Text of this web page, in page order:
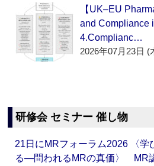
【UK–EU
and Compliance
4.Complianc…
2026年07月23日 (
研修会 セミナー 催し物
21日にMRフォーラム2026 〈学
る―問われるMRの真価〉 MR